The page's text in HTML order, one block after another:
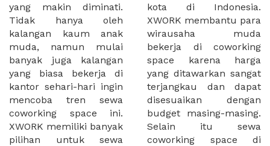
yang makin diminati.
Tidak hanya oleh
kalangan kaum anak
muda, namun mulai
banyak juga kalangan
yang biasa bekerja di
kantor sehari-hari ingin
mencoba tren sewa
coworking space ini.
XWORK memiliki banyak
pilihan untuk sewa
kota di Indonesia.
XWORK membantu para
wirausaha muda
bekerja di coworking
space karena harga
yang ditawarkan sangat
terjangkau dan dapat
disesuaikan dengan
budget masing-masing.
Selain itu sewa
coworking space di